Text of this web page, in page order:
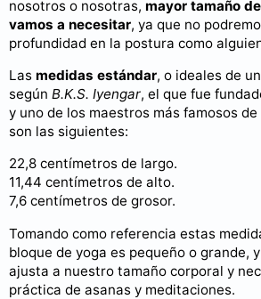
nosotros o nosotras, mayor tamaño
vamos a necesitar, ya que no
profundidad en la postura como
Las medidas estándar, o ideales de
según B.K.S. Iyengar, el que fue
y uno de los maestros más famosos
son las siguientes:
22,8 centímetros de largo.
11,44 centímetros de alto.
7,6 centímetros de grosor.
Tomando como referencia estas
bloque de yoga es pequeño o grande,
ajusta a nuestro tamaño corporal y
práctica de asanas y meditaciones.